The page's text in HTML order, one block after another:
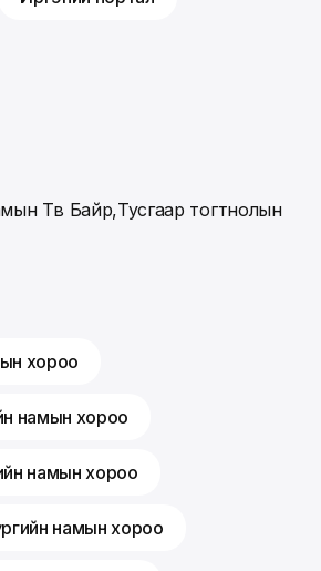
Төв Байр,Тусгаар тогтнолын
хороо
намын хороо
намын хороо
намын хороо